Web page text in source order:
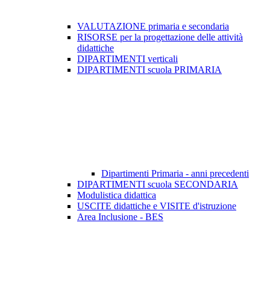
VALUTAZIONE primaria e secondaria
RISORSE per la progettazione delle attività
didattiche
DIPARTIMENTI verticali
DIPARTIMENTI scuola PRIMARIA
Dipartimenti Primaria - anni precedenti
DIPARTIMENTI scuola SECONDARIA
Modulistica didattica
USCITE didattiche e VISITE d'istruzione
Area Inclusione - BES